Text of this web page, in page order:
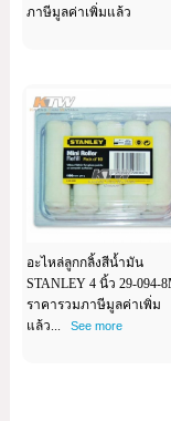
ภาษีมูลค่าเพิ่มแล้ว
อะไหล่ลูกกลิ้งสีน้ำมัน
STANLEY 4 นิ้ว 29-094-
ราคารวมภาษีมูลค่าเพิ่ม
แล้ว...
See more